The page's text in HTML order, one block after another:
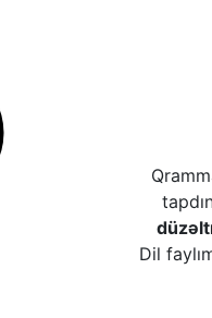
Dil